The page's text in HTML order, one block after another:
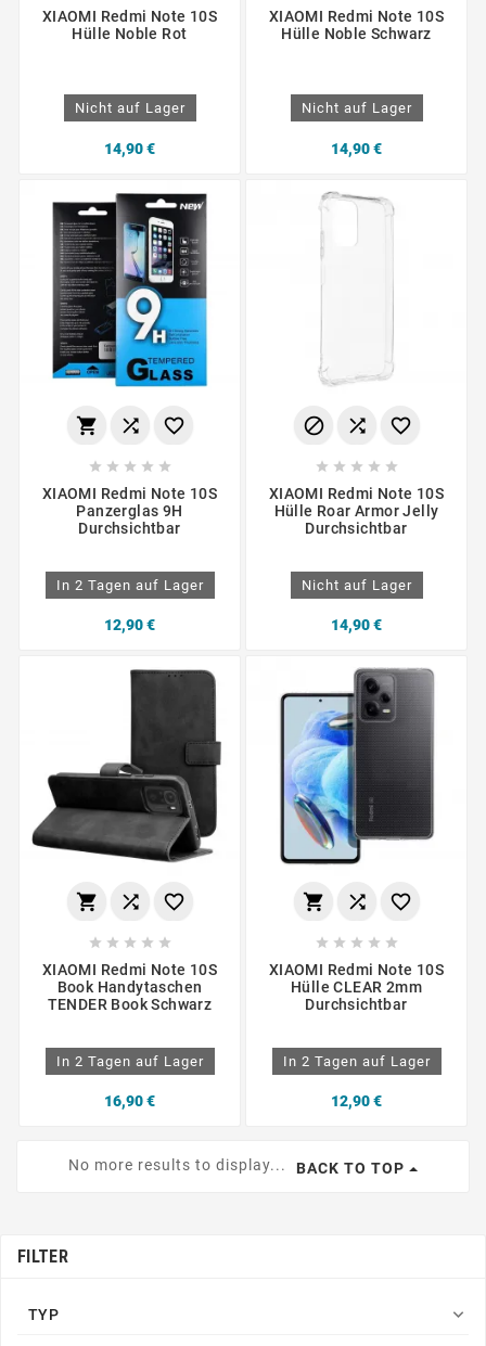
XIAOMI Redmi Note 10S
Hülle Noble Rot
Nicht auf Lager
14,90 €
XIAOMI Redmi Note 10S
Hülle Noble Schwarz
Nicht auf Lager
14,90 €
  
    
XIAOMI Redmi Note 10S
Panzerglas 9H
Durchsichtbar
In 2 Tagen auf Lager
12,90 €
  
    
XIAOMI Redmi Note 10S
Hülle Roar Armor Jelly
Durchsichtbar
Nicht auf Lager
14,90 €
  
    
XIAOMI Redmi Note 10S
Book Handytaschen
TENDER Book Schwarz
In 2 Tagen auf Lager
16,90 €
  
    
XIAOMI Redmi Note 10S
Hülle CLEAR 2mm
Durchsichtbar
In 2 Tagen auf Lager
12,90 €
No more results to display... BACK TO TOP
FILTER
TYP 